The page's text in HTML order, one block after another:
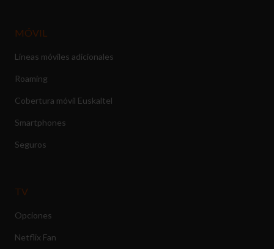
MÓVIL
Líneas móviles adicionales
Roaming
Cobertura móvil Euskaltel
Smartphones
Seguros
TV
Opciones
Netflix Fan